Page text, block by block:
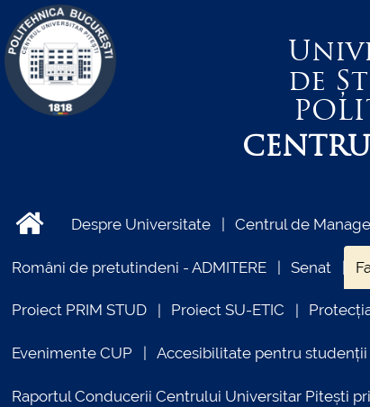
de
Despre Universitate Centrul de
Români de pretutindeni - ADMITERE Senat
Proiect PRIM STUD Proiect SU-ETIC
Evenimente CUP Accesibilitate pentru
Raportul Conducerii Centrului Universitar Pitești